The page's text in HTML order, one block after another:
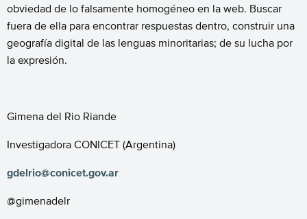
obviedad de lo falsamente homogéneo en la web. Buscar
fuera de ella para encontrar respuestas dentro, construir una
geografía digital de las lenguas minoritarias; de su lucha por
la expresión.
Gimena del Rio Riande
Investigadora CONICET (Argentina)
gdelrio@conicet.gov.ar
@gimenadelr